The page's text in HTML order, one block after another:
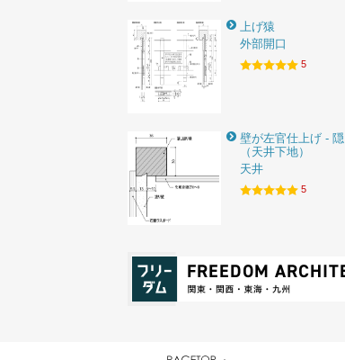
上げ猿
外部開口
5
壁が左官仕上げ -
（天井下地）
天井
5